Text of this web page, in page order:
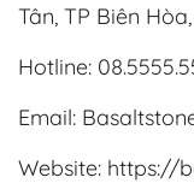
Tân, TP Biên
Hotline:
Email:
Website: https://